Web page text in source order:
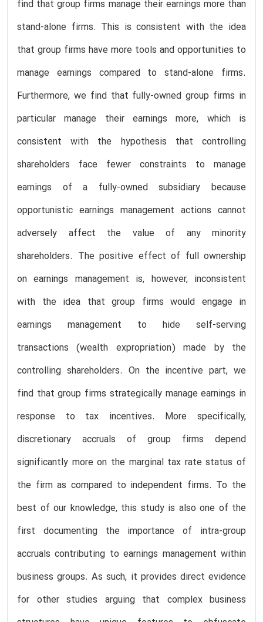
find that group firms manage their earnings more than
stand-alone firms. This is consistent with the idea
that group firms have more tools and opportunities to
manage earnings compared to stand-alone firms.
Furthermore, we find that fully-owned group firms in
particular manage their earnings more, which is
consistent with the hypothesis that controlling
shareholders face fewer constraints to manage
earnings of a fully-owned subsidiary because
opportunistic earnings management actions cannot
adversely affect the value of any minority
shareholders. The positive effect of full ownership
on earnings management is, however, inconsistent
with the idea that group firms would engage in
earnings management to hide self-serving
transactions (wealth expropriation) made by the
controlling shareholders. On the incentive part, we
find that group firms strategically manage earnings in
response to tax incentives. More specifically,
discretionary accruals of group firms depend
significantly more on the marginal tax rate status of
the firm as compared to independent firms. To the
best of our knowledge, this study is also one of the
first documenting the importance of intra-group
accruals contributing to earnings management within
business groups. As such, it provides direct evidence
for other studies arguing that complex business